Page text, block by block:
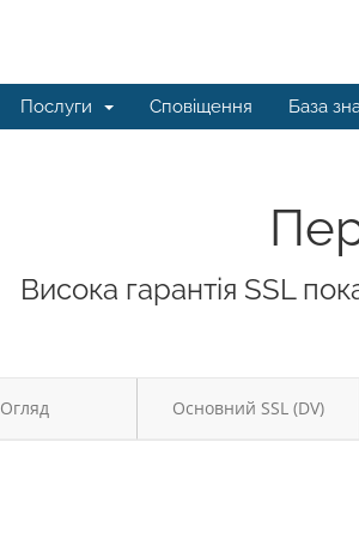
Послуги Сповіщення База
Висока гарантія SSL
Огляд Основний SSL (DV)